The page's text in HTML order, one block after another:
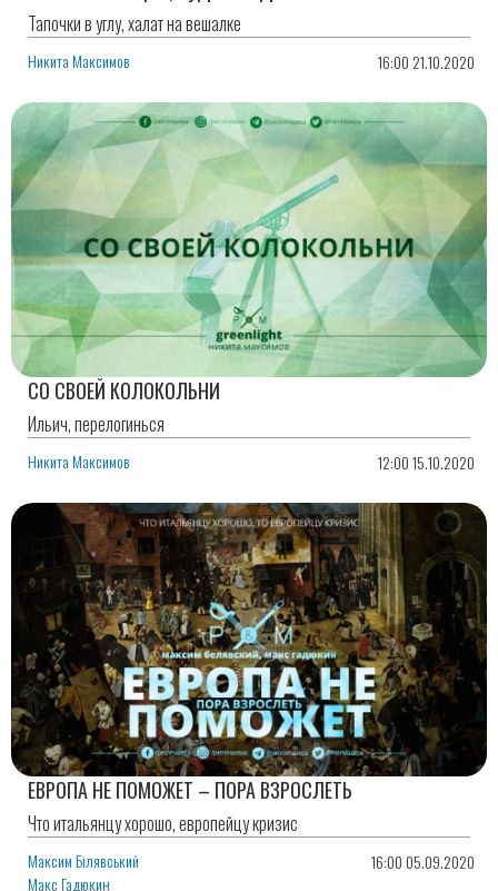
Тапочки в углу, халат на вешалке
Никита Максимов 16:00 21.10.2020
СО СВОЕЙ КОЛОКОЛЬНИ
Ильич, перелогинься
Никита Максимов 12:00 15.10.2020
ЕВРОПА НЕ ПОМОЖЕТ – ПОРА ВЗРОСЛЕТЬ
Что итальянцу хорошо, европейцу кризис
Максим Білявський
Макс Гадюкин
16:00 05.09.2020